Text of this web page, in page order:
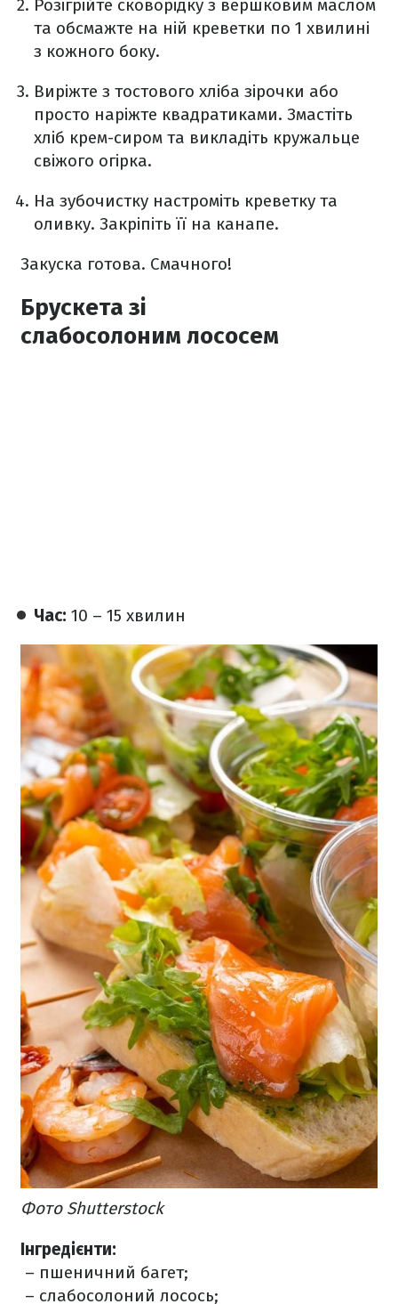
Розігрійте сковорідку з вершковим маслом
та обсмажте на ній креветки по 1 хвилині
з кожного боку.
Виріжте з тостового хліба зірочки або
просто наріжте квадратиками. Змастіть
хліб крем-сиром та викладіть кружальце
свіжого огірка.
На зубочистку настроміть креветку та
оливку. Закріпіть її на канапе.
Закуска готова. Смачного!
Брускета зі
слабосолоним лососем
Час: 10 – 15 хвилин
Фото Shutterstock
Інгредієнти:
– пшеничний багет;
– слабосолоний лосось;